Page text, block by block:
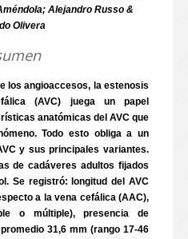
Alejandro Russo &
Olivera
los angioaccesos, la estenosis
(AVC) juega un papel
anatómicas del AVC que
Todo esto obliga a un
y sus principales variantes.
de cadáveres adultos fijados
Se registró: longitud del AVC
a la vena cefálica (AAC),
o múltiple), presencia de
31,6 mm (rango 17-46